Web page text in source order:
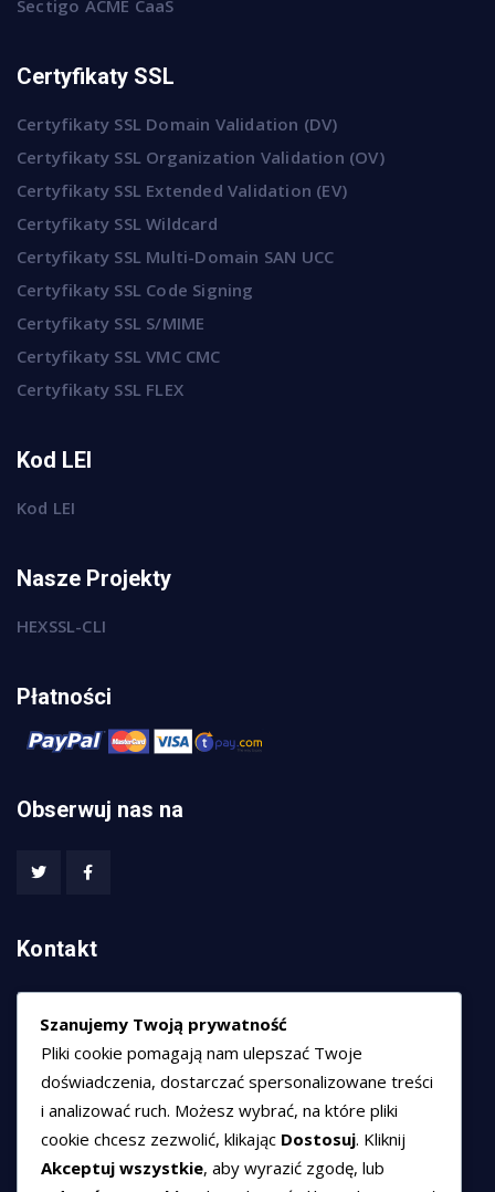
Sectigo ACME CaaS
Certyfikaty SSL
Certyfikaty SSL Domain Validation (DV)
Certyfikaty SSL Organization Validation (OV)
Certyfikaty SSL Extended Validation (EV)
Certyfikaty SSL Wildcard
Certyfikaty SSL Multi-Domain SAN UCC
Certyfikaty SSL Code Signing
Certyfikaty SSL S/MIME
Certyfikaty SSL VMC CMC
Certyfikaty SSL FLEX
Kod LEI
Kod LEI
Nasze Projekty
HEXSSL-CLI
Płatności
Obserwuj nas na
Kontakt
HEXCOM NETWORKS sp. z o.o.
ul. Marsz. Józefa Piłsudskiego 74/320,
50-020 Wrocław
+48 789 594 102
sprzedaz@hexssl.pl
Szanujemy Twoją prywatność
Pliki cookie pomagają nam ulepszać Twoje
doświadczenia, dostarczać spersonalizowane treści
i analizować ruch. Możesz wybrać, na które pliki
cookie chcesz zezwolić, klikając Dostosuj. Kliknij
Akceptuj wszystkie, aby wyrazić zgodę, lub